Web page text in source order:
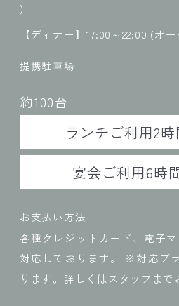
)
【ディナー】17:00～22:00 (オ
提携駐車場
約100台
ランチご利用2
宴会ご利用6時
お支払い方法
各種クレジットカード、電子
対応しております。 ※対応ブ
ります。詳しくはスタッフまで